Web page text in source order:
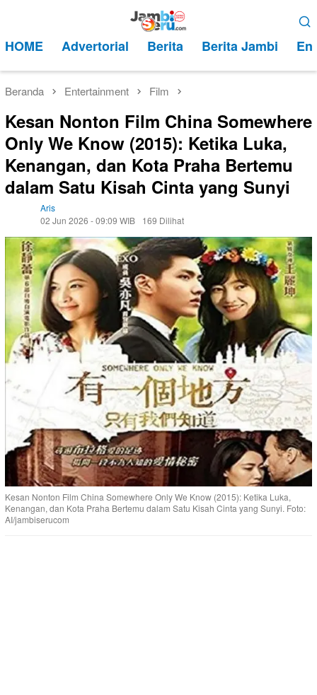
kontenMobile
HOME Advertorial Berita Berita Jambi
Beranda Entertainment Film
Kesan Nonton Film China Somewhere
Only We Know (2015): Ketika Luka,
Kenangan, dan Kota Praha Bertemu
dalam Satu Kisah Cinta yang Sunyi
Aris
02 Jun 2026 - 09:09 WIB
169 Dilihat
Kesan Nonton Film China Somewhere Only We Know (2015): Ketika Luka,
Kenangan, dan Kota Praha Bertemu dalam Satu Kisah Cinta yang Sunyi. Foto:
AI/jambiserucom